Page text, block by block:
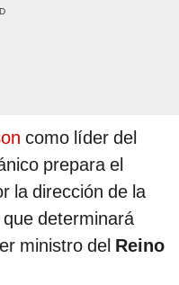
como líder del
prepara el
la dirección de la
determinará
ministro del Reino